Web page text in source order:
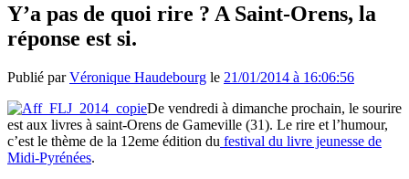
Y’a pas de quoi rire ? A Saint-Orens, la
réponse est si.
Publié parVéronique Haudebourg le 21/01/2014 à 16:06:56
De vendredi à dimanche prochain, le sourire
est aux livres à saint-Orens de Gameville (31). Le rire et l’humour,
c’est le thème de la 12eme édition du festival du livre jeunesse de
Midi-Pyrénées.